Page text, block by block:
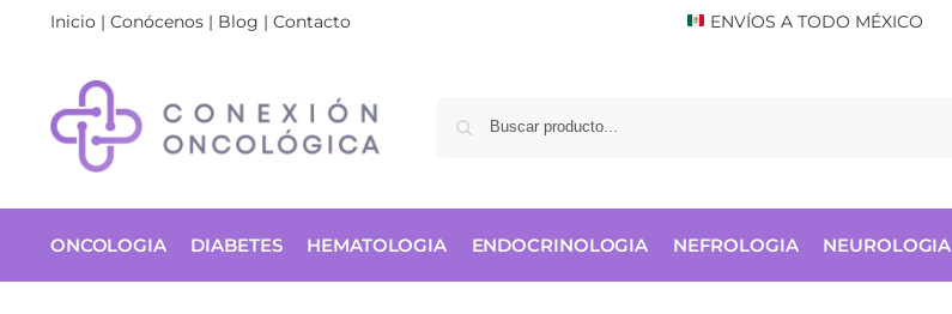
Inicio | Conócenos| Blog | Contacto ENVÍOS A TODO MÉXICO
ONCOLOGIA DIABETES HEMATOLOGIA ENDOCRINOLOGIA NEFROLOGIA NEUROLOGIA